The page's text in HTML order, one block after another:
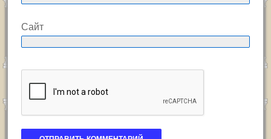
Сайт